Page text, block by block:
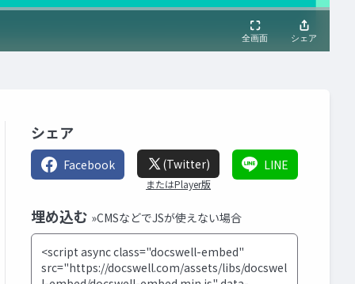
シェア
Facebook (Twitter)
またはPlayer版
LINE
埋め込む »CMSなどでJSが使えない場合